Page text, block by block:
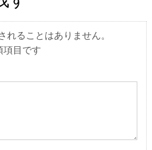
れることはありません。
目です